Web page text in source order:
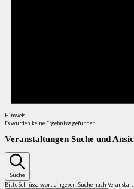
Hinweis
Es wurden keine Ergebnisse gefunden.
Veranstaltungen Suche und
Suche
Bitte Schlüsselwort eingeben. Suche nach